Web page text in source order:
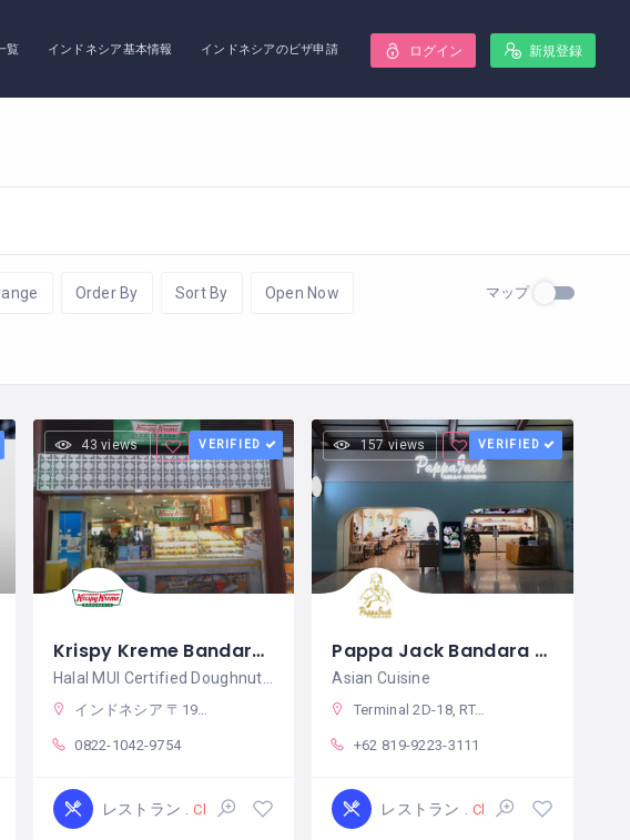
覧 インドネシア基本情報 インドネシアのビザ申請 ログイン 新規登録
Order By Sort By Open Now マップ
43 views VERIFIED
Krispy Kreme Bandara Soekarno-Hatta
インドネシア 〒19120 Banten, Tangerang City
0822-1042-9754
レストラン Closed
157 views VERIFIED
Pappa Jack Bandara Soekarno-Hatta
Asian Cuisine
Terminal 2D-18, RT.001/RW.010, Pajang, Benda, Kota Tangerang, Banten 15126 インドネシア
+62 819-9223-3111
レストラン Closed